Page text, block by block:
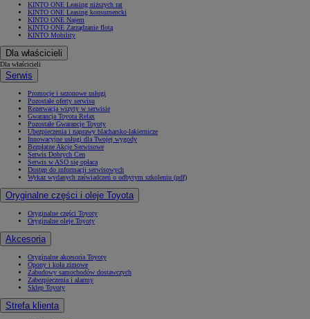
KINTO ONE Leasing niższych rat
KINTO ONE Leasing konsumencki
KINTO ONE Najem
KINTO ONE Zarządzanie flotą
KINTO Mobility
Dla właścicieli
Dla właścicieli
Serwis
Promocje i sezonowe usługi
Pozostałe oferty serwisu
Rezerwacja wizyty w serwisie
Gwarancja Toyota Relax
Pozostałe Gwarancje Toyoty
Ubezpieczenia i naprawy blacharsko-lakiernicze
Innowacyjne usługi dla Twojej wygody
Bezpłatne Akcje Serwisowe
Serwis Dobrych Cen
Serwis w ASO się opłaca
Dostęp do informacji serwisowych
Wykaz wydanych zaświadczeń o odbytym szkoleniu (pdf)
Oryginalne części i oleje Toyota
Oryginalne części Toyoty
Oryginalne oleje Toyoty
Akcesoria
Oryginalne akcesoria Toyoty
Opony i koła zimowe
Zabudowy samochodów dostawczych
Zabezpieczenia i alarmy
Sklep Toyoty
Strefa klienta